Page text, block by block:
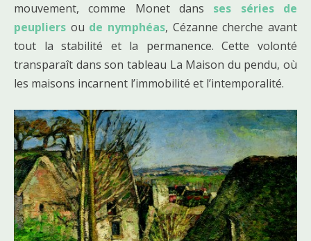
mouvement, comme Monet dans ses séries de
peupliers ou de nymphéas, Cézanne cherche avant
tout la stabilité et la permanence. Cette volonté
transparaît dans son tableau La Maison du pendu, où
les maisons incarnent l’immobilité et l’intemporalité.